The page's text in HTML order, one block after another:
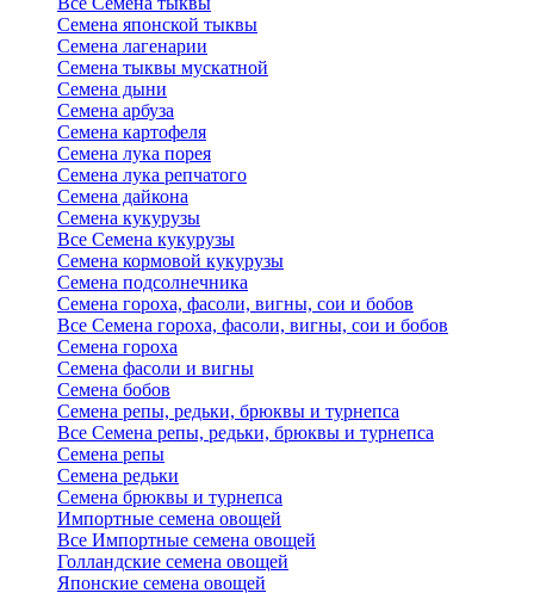
Семена японской тыквы
Семена лагенарии
Семена тыквы мускатной
Семена дыни
Семена арбуза
Семена картофеля
Семена лука порея
Семена лука репчатого
Семена дайкона
Семена кукурузы
Все Семена кукурузы
Семена кормовой кукурузы
Семена подсолнечника
Семена гороха, фасоли, вигны, сои и бобов
Все Семена гороха, фасоли, вигны, сои и бобов
Семена гороха
Семена фасоли и вигны
Семена бобов
Семена репы, редьки, брюквы и турнепса
Все Семена репы, редьки, брюквы и турнепса
Семена репы
Семена редьки
Семена брюквы и турнепса
Импортные семена овощей
Все Импортные семена овощей
Голландские семена овощей
Японские семена овощей